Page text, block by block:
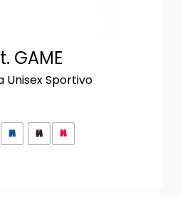
GAME
Unisex Sportivo